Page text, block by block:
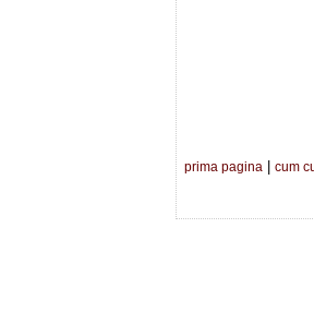
prima pagina cum